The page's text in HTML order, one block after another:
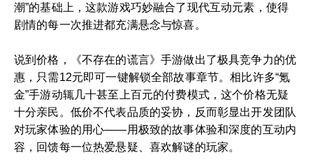
潮”的基础上，这款游戏巧妙融合了现代互动元素，使得
剧情的每一次推进都充满悬念与惊喜。
说到价格，《不存在的谎言》手游做出了极具竞争力的优
惠，只需12元即可一键解锁全部故事章节。相比许多“氪
金”手游动辄几十甚至上百元的付费模式，这个价格无疑
十分亲民。低价不代表品质的妥协，反而彰显出开发团队
对玩家体验的用心——用极致的故事体验和深度的互动内
容，回馈每一位热爱悬疑、喜欢解谜的玩家。